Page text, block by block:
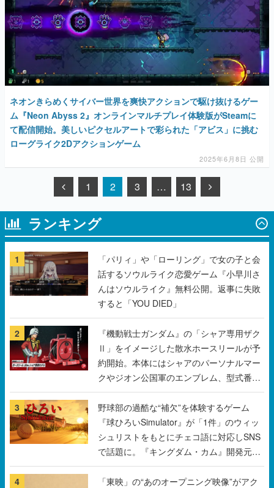
ネオンきらめくサイバー世界を爽快アクションで駆け抜けるゲー
ム『Neon Abyss 2』オンラインマルチプレイ体験版がSteamに
て配信開始。美しいピクセルアートで彩られた「アビス」に挑む
ローグライク2Dアクションゲーム
2025年6月8日 公開
1 2 3 … 13
ランキング
1
「パリィ」や「ローリング」で女の子と会
話するソウルライク恋愛ゲーム『小早川さ
んはソウルライク』無料公開。返事に失敗
すると「YOU DIED」
2
『機動戦士ガンダム』の「シャア専用ザク
Ⅱ」をイメージした散水ホースリールが予
約開始。本体にはシャアのパーソナルマー
クやジオン公国軍のエンブレム、型式番号
などを配置
3
野球部の過酷な“補欠”を体験するゲーム
『球ひろいSimulator』が「1件」のウィッ
シュリストをもとにチェコ語に対応しSNS
で話題に。『キングダム・カム』開発元や
チェコのプロ野球選手から称賛の声
4
「東映」の“あのオープニング映像”がアク